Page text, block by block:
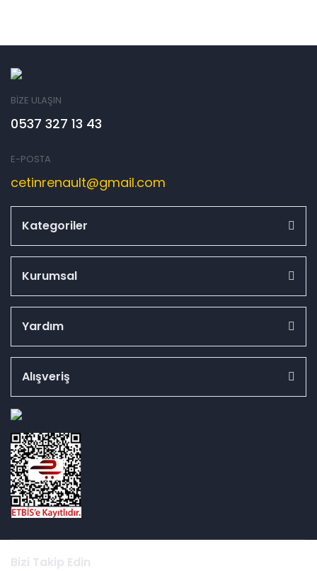
BİZE ULAŞIN
0537 327 13 43
E-POSTA
cetinrenault@gmail.com
Kategoriler
Kurumsal
Yardım
Alışveriş
Bizi Takip Edin